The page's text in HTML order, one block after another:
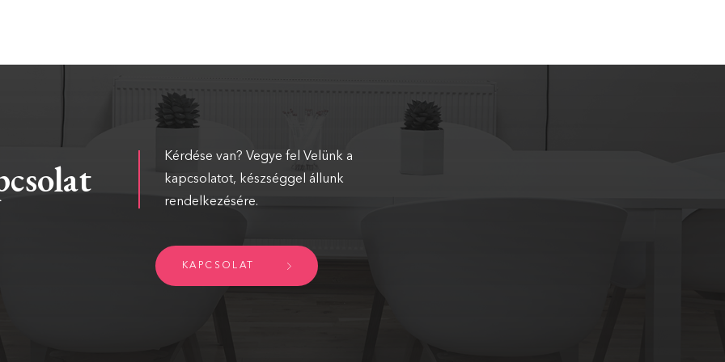
Kérdése van? Vegye fel Velünk a
kapcsolatot, készséggel állunk
rendelkezésére.
KAPCSOLAT